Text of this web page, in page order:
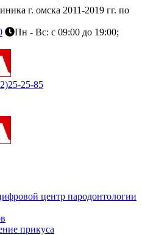
г. омска 2011-2019 гг. по
Пн - Вс: с 09:00 до 19:00;
25-25-85
центр пародонтологии
прикуса